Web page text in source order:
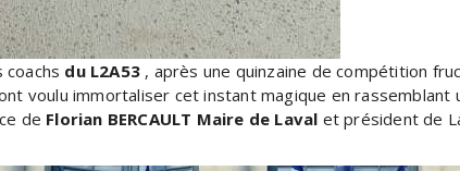
du L2A53 , après une quinzaine de compétition
voulu immortaliser cet instant magique en
de Florian BERCAULT Maire de Laval et président de